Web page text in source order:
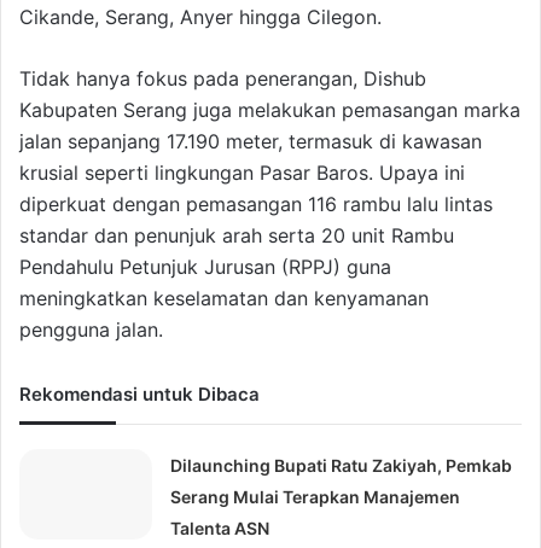
Cikande, Serang, Anyer hingga Cilegon.
Tidak hanya fokus pada penerangan, Dishub
Kabupaten Serang juga melakukan pemasangan marka
jalan sepanjang 17.190 meter, termasuk di kawasan
krusial seperti lingkungan Pasar Baros. Upaya ini
diperkuat dengan pemasangan 116 rambu lalu lintas
standar dan penunjuk arah serta 20 unit Rambu
Pendahulu Petunjuk Jurusan (RPPJ) guna
meningkatkan keselamatan dan kenyamanan
pengguna jalan.
Rekomendasi untuk Dibaca
Dilaunching Bupati Ratu Zakiyah, Pemkab
Serang Mulai Terapkan Manajemen
Talenta ASN